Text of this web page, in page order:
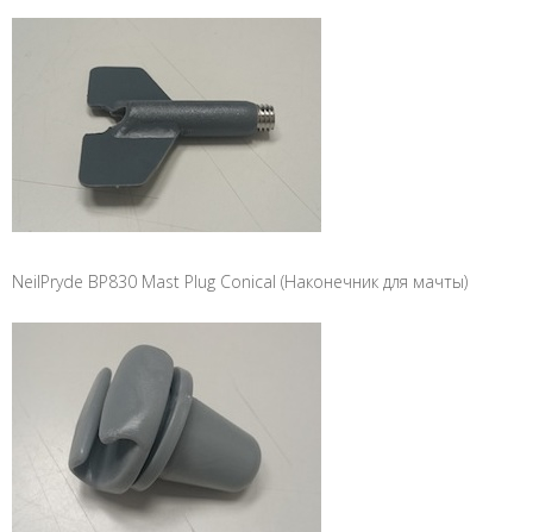
NeilPryde BP830 Mast Plug Conical (Наконечник для мачты)